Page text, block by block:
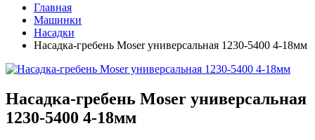
Главная
Машинки
Насадки
Насадка-гребень Moser универсальная 1230-5400 4-18мм
Насадка-гребень Moser универсальная
1230-5400 4-18мм